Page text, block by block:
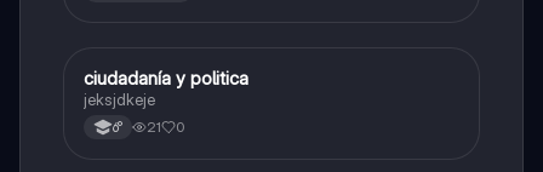
Ciencia Política
ciudadanía y politica
jeksjdkeje
6° 21 0